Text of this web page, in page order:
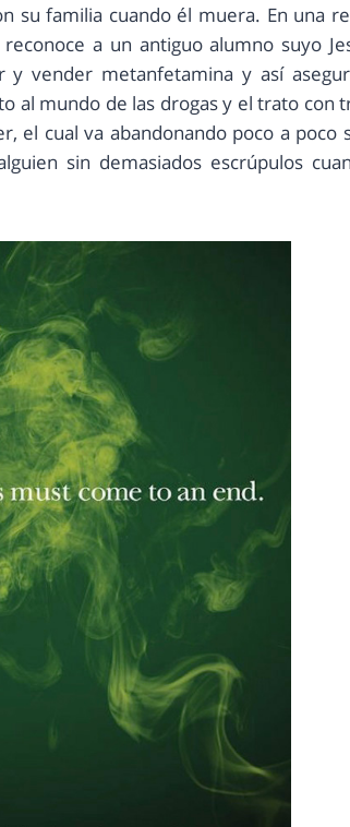
su familia cuando él muera. En una
a un antiguo alumno suyo
y vender metanfetamina y así
al mundo de las drogas y el trato con
el cual va abandonando poco a
sin demasiados escrúpulos